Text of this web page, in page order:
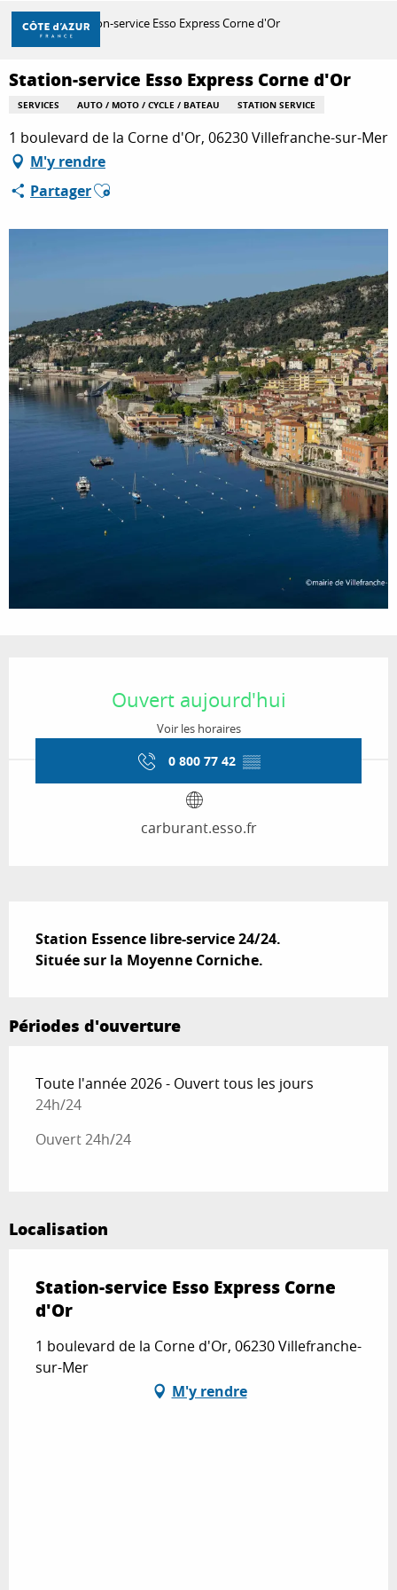
Aller
contenu
principal
DÉCOUVRIR
À FAIRE
SÉJOURNER
Accueil Station-service Esso Express Corne d'Or
Station-service Esso Express Corne d'Or
SERVICES AUTO / MOTO / CYCLE / BATEAU STATION SERVICE
1 boulevard de la Corne d'Or, 06230 Villefranche-sur-Mer
M'y rendre
PartagerAjouter aux favoris
Ouvert aujourd'hui
Voir les horaires
0 800 77 42 ▒▒
carburant.esso.fr
Station Essence libre-service 24/24.
Située sur la Moyenne Corniche.
Périodes d'ouverture
Toute l'année 2026 - Ouvert tous les jours
24h/24
Ouvert 24h/24
Localisation
Station-service Esso Express Corne
d'Or
1 boulevard de la Corne d'Or, 06230 Villefranche-
sur-Mer
M'y rendre